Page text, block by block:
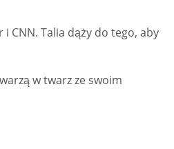
CNN. Talia dąży do tego, aby
w twarz ze swoim